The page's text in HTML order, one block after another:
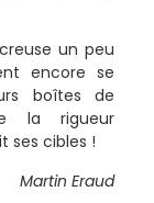
un peu
encore se
boîtes de
la rigueur
ses cibles !
Martin Eraud